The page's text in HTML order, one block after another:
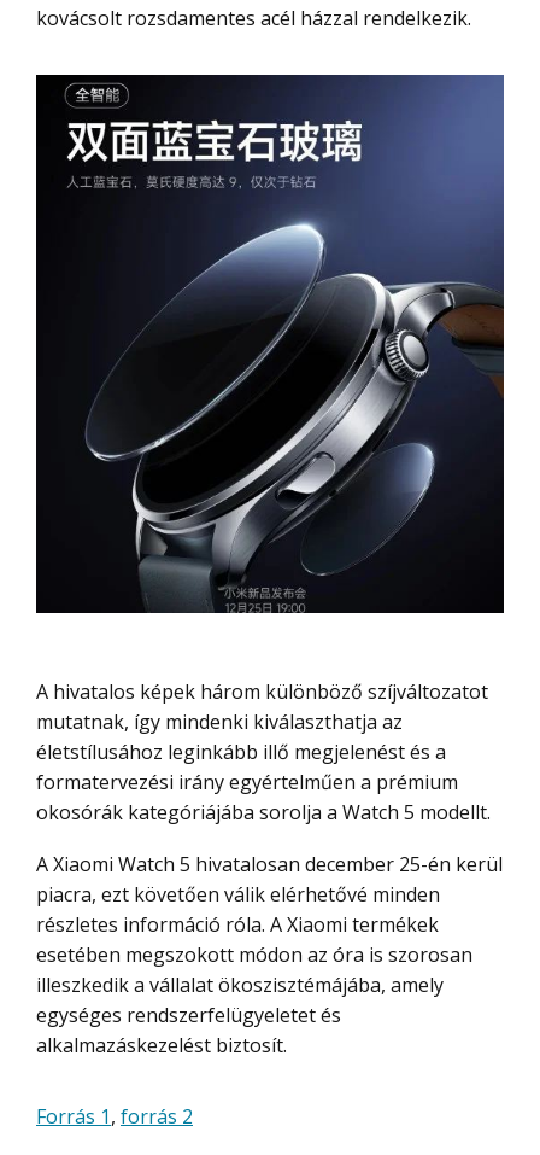
kovácsolt rozsdamentes acél házzal rendelkezik.
A hivatalos képek három különböző szíjváltozatot
mutatnak, így mindenki kiválaszthatja az
életstílusához leginkább illő megjelenést és a
formatervezési irány egyértelműen a prémium
okosórák kategóriájába sorolja a Watch 5 modellt.
A Xiaomi Watch 5 hivatalosan december 25-én kerül
piacra, ezt követően válik elérhetővé minden
részletes információ róla. A Xiaomi termékek
esetében megszokott módon az óra is szorosan
illeszkedik a vállalat ökoszisztémájába, amely
egységes rendszerfelügyeletet és
alkalmazáskezelést biztosít.
Forrás 1, forrás 2